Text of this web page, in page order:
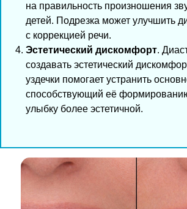
на правильность произношения
детей. Подрезка может улучшить
с коррекцией речи.
Эстетический дискомфорт.
создавать эстетический
уздечки помогает устранить
способствующий её
улыбку более эстетичной.